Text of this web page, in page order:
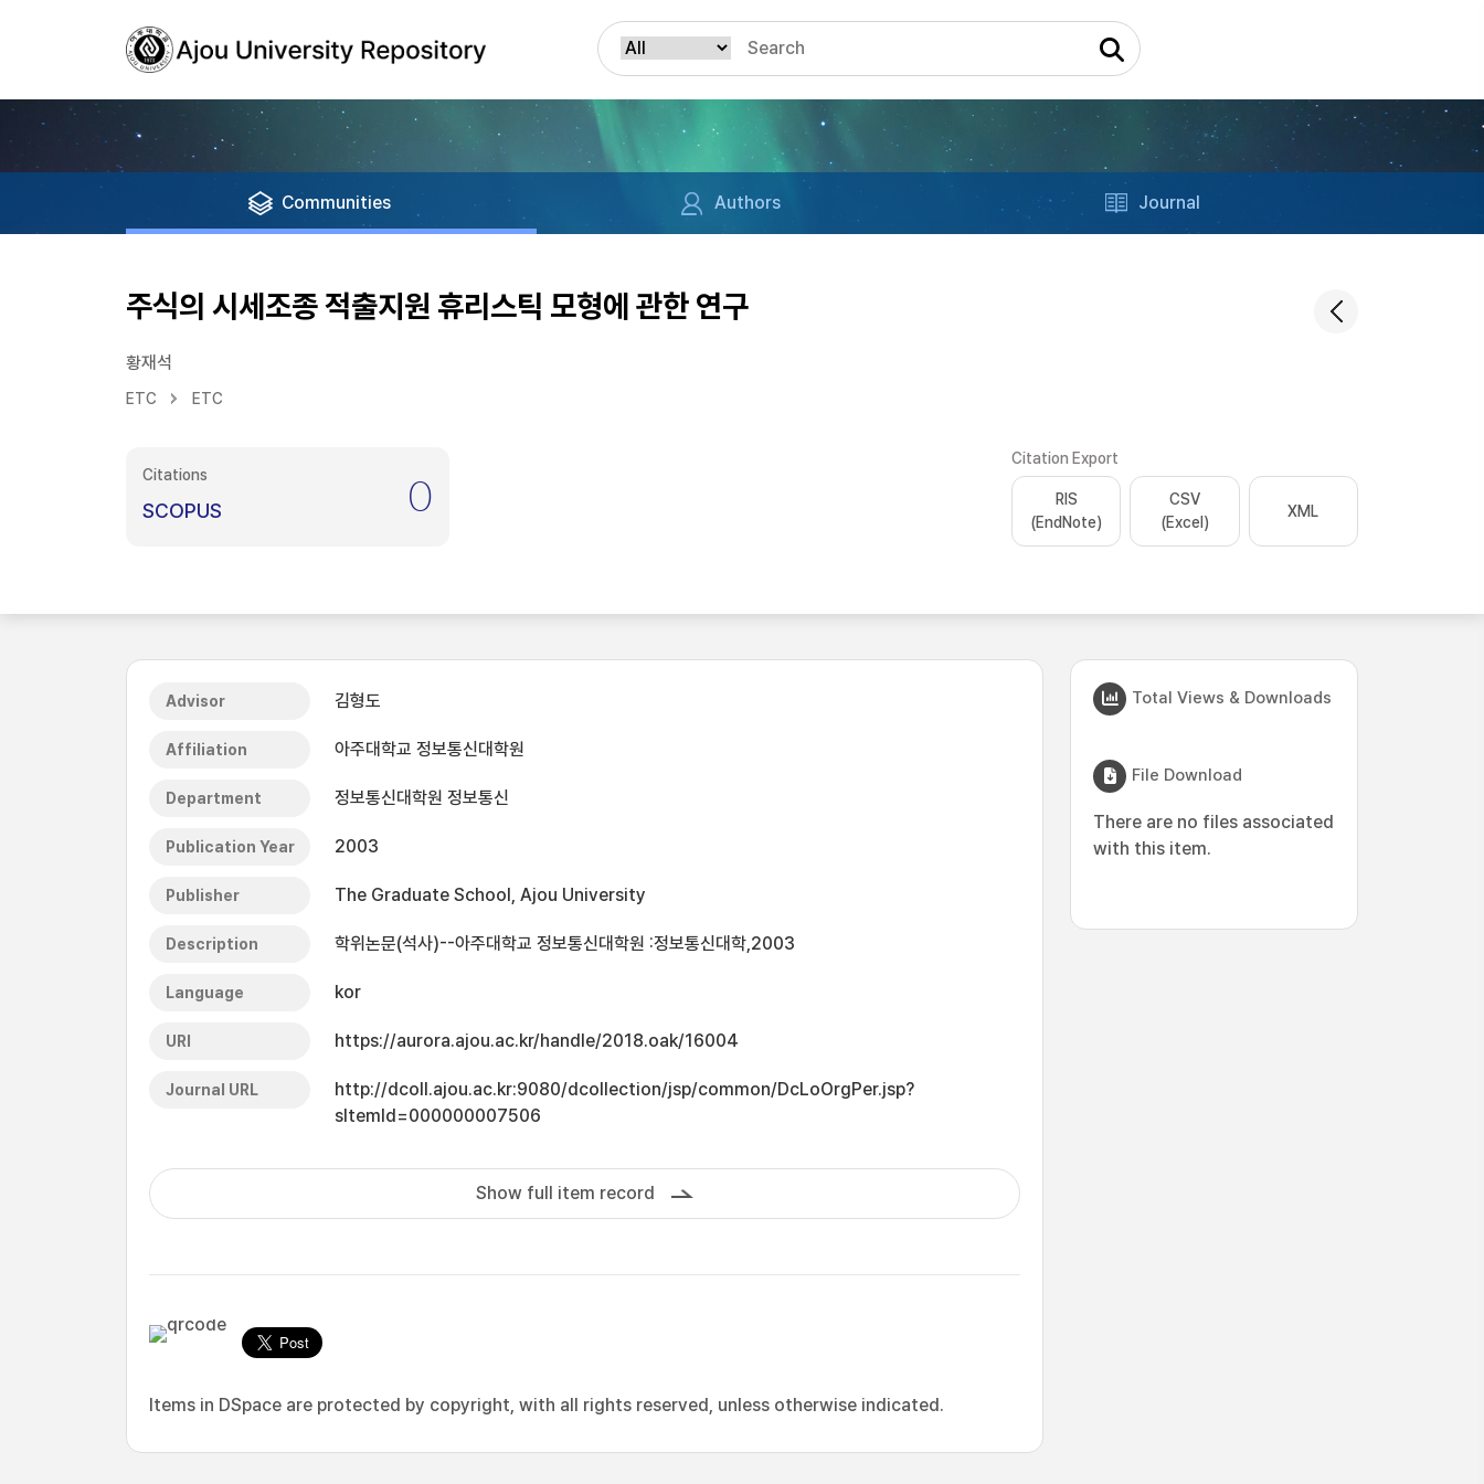
Communities Authors Journal
주식의 시세조종 적출지원 휴리스틱 모형에 관한 연구
황재석
ETC ETC
Citations
SCOPUS 0
Citation Export
RIS
(EndNote)
CSV
(Excel)
XML
Advisor 김형도
Affiliation 아주대학교 정보통신대학원
Department 정보통신대학원 정보통신
Publication Year 2003
Publisher The Graduate School, Ajou University
Description 학위논문(석사)--아주대학교 정보통신대학원 :정보통신대학,2003
Language kor
URI https://aurora.ajou.ac.kr/handle/2018.oak/16004
Journal URL
http://dcoll.ajou.ac.kr:9080/dcollection/jsp/common/DcLoOrgPer.jsp?
sItemId=000000007506
Show full item record
Items in DSpace are protected by copyright, with all rights reserved, unless otherwise indicated.
Total Views & Downloads
File Download
There are no files associated
with this item.